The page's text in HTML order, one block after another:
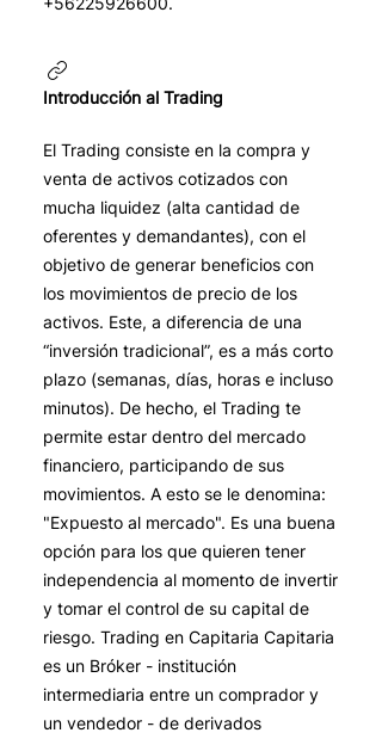
Introducción al Trading
El Trading consiste en la compra y
venta de activos cotizados con
mucha liquidez (alta cantidad de
oferentes y demandantes), con el
objetivo de generar beneficios con
los movimientos de precio de los
activos. Este, a diferencia de una
“inversión tradicional”, es a más corto
plazo (semanas, días, horas e incluso
minutos). De hecho, el Trading te
permite estar dentro del mercado
financiero, participando de sus
movimientos. A esto se le denomina:
"Expuesto al mercado". Es una buena
opción para los que quieren tener
independencia al momento de invertir
y tomar el control de su capital de
riesgo. Trading en Capitaria Capitaria
es un Bróker - institución
intermediaria entre un comprador y
un vendedor - de derivados